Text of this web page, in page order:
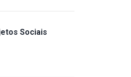
Sociais